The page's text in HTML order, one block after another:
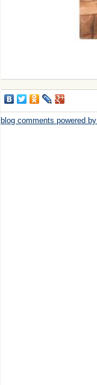
blog comments powered by